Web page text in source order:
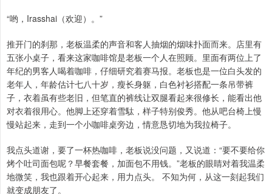
“哟，Irasshai（欢迎）。”
推开门的刹那，老板温柔的声音和客人抽烟的烟味扑面而来。店里有
五张小桌子，看来这家咖啡馆是老板一个人在照顾。里面有两位上了
年纪的男客人喝着咖啡，仔细研究着赛马报。老板也是一位白头发的
老年人，年龄估计七八十岁，瘦长身躯，白色衬衫搭配一条吊带裤
子，衣着虽有些老旧，但笔直的裤线让双腿看起来很修长，能看出他
对衣着很用心。他脚上还穿着雪駄，样子特别俊秀。他从吧台椅上慢
慢站起来，走到一个小咖啡桌旁边，情意恳切地为我拉椅子。
我点头道谢，要了一杯热咖啡，老板说没问题，又说道：“要不要给你
烤个吐司面包呢？早餐套餐，加面包不用钱。”老板的眼睛对着我温柔
地微笑，我也跟着开心起来，用力点头。 不知为何，从这一刻起我们
就变成朋友了。